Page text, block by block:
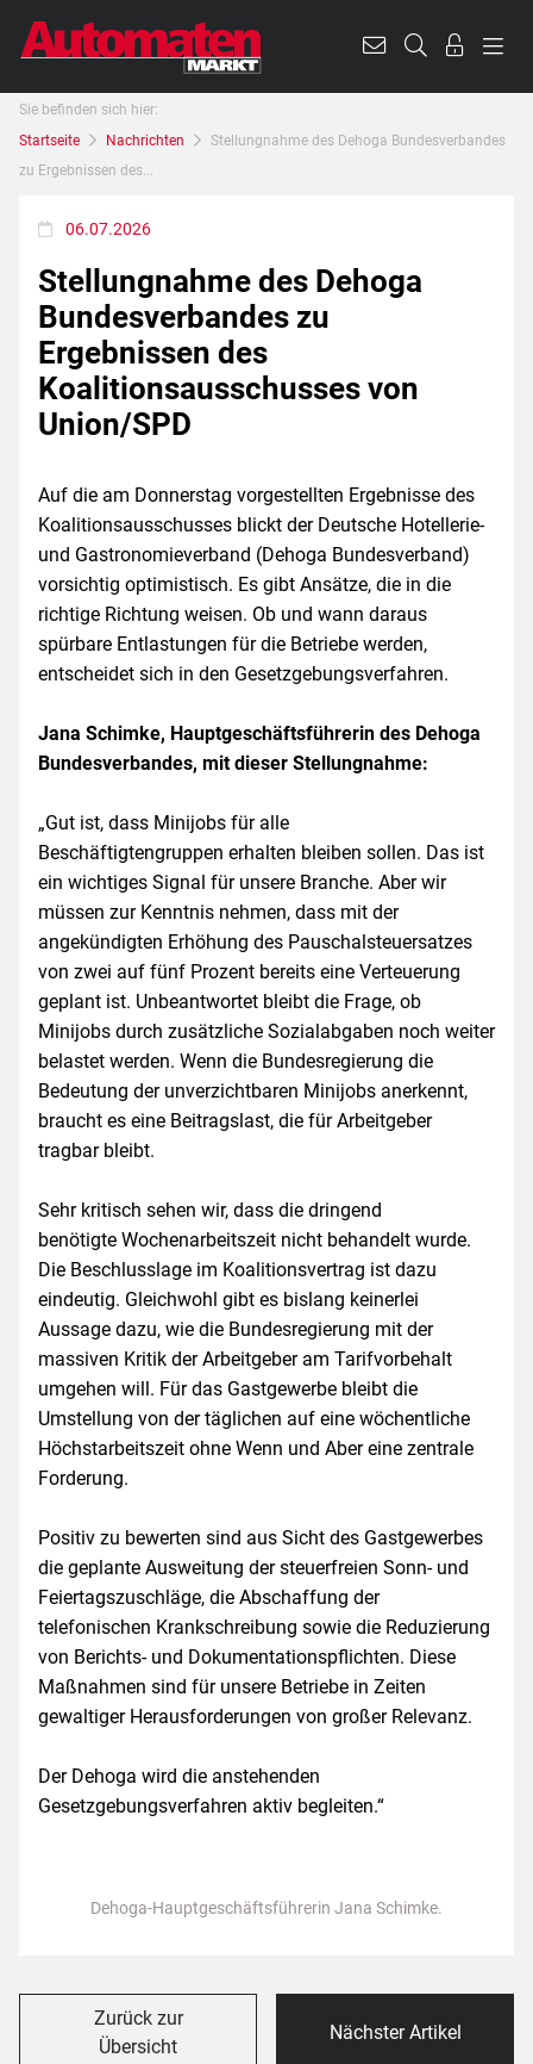
Sie befinden sich hier:
Startseite
Nachrichten
Stellungnahme des Dehoga Bundesverbandes
zu Ergebnissen des...
06.07.2026
Stellungnahme des Dehoga
Bundesverbandes zu
Ergebnissen des
Koalitionsausschusses von
Union/SPD
Dehoga-Hauptgeschäftsführerin Jana Schimke.
Auf die am Donnerstag vorgestellten Ergebnisse des
Koalitionsausschusses blickt der Deutsche Hotellerie-
und Gastronomieverband (Dehoga Bundesverband)
vorsichtig optimistisch. Es gibt Ansätze, die in die
richtige Richtung weisen. Ob und wann daraus
spürbare Entlastungen für die Betriebe werden,
entscheidet sich in den Gesetzgebungsverfahren.
Jana Schimke, Hauptgeschäftsführerin des Dehoga
Bundesverbandes, mit dieser Stellungnahme:
„Gut ist, dass Minijobs für alle
Beschäftigtengruppen erhalten bleiben sollen. Das ist
ein wichtiges Signal für unsere Branche. Aber wir
müssen zur Kenntnis nehmen, dass mit der
angekündigten Erhöhung des Pauschalsteuersatzes
von zwei auf fünf Prozent bereits eine Verteuerung
geplant ist. Unbeantwortet bleibt die Frage, ob
Minijobs durch zusätzliche Sozialabgaben noch weiter
belastet werden. Wenn die Bundesregierung die
Bedeutung der unverzichtbaren Minijobs anerkennt,
braucht es eine Beitragslast, die für Arbeitgeber
tragbar bleibt.
Sehr kritisch sehen wir, dass die dringend
benötigte Wochenarbeitszeit nicht behandelt wurde.
Die Beschlusslage im Koalitionsvertrag ist dazu
eindeutig. Gleichwohl gibt es bislang keinerlei
Aussage dazu, wie die Bundesregierung mit der
massiven Kritik der Arbeitgeber am Tarifvorbehalt
umgehen will. Für das Gastgewerbe bleibt die
Umstellung von der täglichen auf eine wöchentliche
Höchstarbeitszeit ohne Wenn und Aber eine zentrale
Forderung.
Positiv zu bewerten sind aus Sicht des Gastgewerbes
die geplante Ausweitung der steuerfreien Sonn- und
Feiertagszuschläge, die Abschaffung der
telefonischen Krankschreibung sowie die Reduzierung
von Berichts- und Dokumentationspflichten. Diese
Maßnahmen sind für unsere Betriebe in Zeiten
gewaltiger Herausforderungen von großer Relevanz.
Der Dehoga wird die anstehenden
Gesetzgebungsverfahren aktiv begleiten.“
Zurück zur
Übersicht
Nächster Artikel